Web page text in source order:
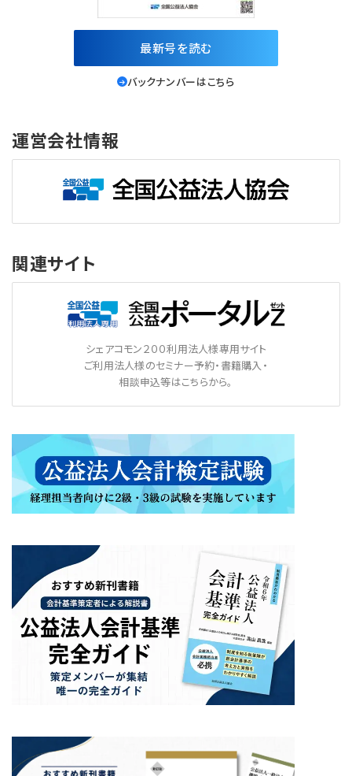
最新号を読む
バックナンバーはこちら
運営会社情報
関連サイト
シェアコモン２００利用法人様専用サイト
ご利用法人様のセミナー予約・書籍購入・
相談申込等はこちらから。